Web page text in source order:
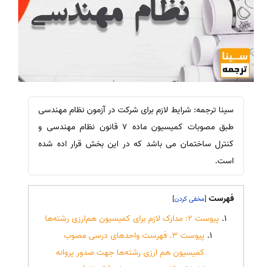
سینا ترجمه: شرایط لازم برای شرکت در آزمون نظام مهندسی
طبق مصوبات کمیسیون ماده 7 قانون نظام مهندسی و
کنترل ساختمان می باشد که در این بخش قرار اده شده
است.
فهرست [
]
پیوست 2: مدارک لازم برای کمیسیون‌ هم‌ارزی رشته‌ها
پیوست 3. فهرست واحدهای درسی مصوب
کمیسیون هم ارزی رشته‌ها جهت صدور پروانه